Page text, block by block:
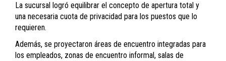
La sucursal logró equilibrar el concepto de apertura total y
una necesaria cuota de privacidad para los puestos que lo
requieren.
Además, se proyectaron áreas de encuentro integradas para
los empleados, zonas de encuentro informal, salas de